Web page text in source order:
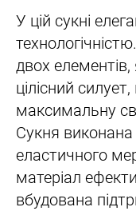
У цій сукні
двох
цілісний
максимальну
Сукня виконана
еластичного
матеріал
вбудована